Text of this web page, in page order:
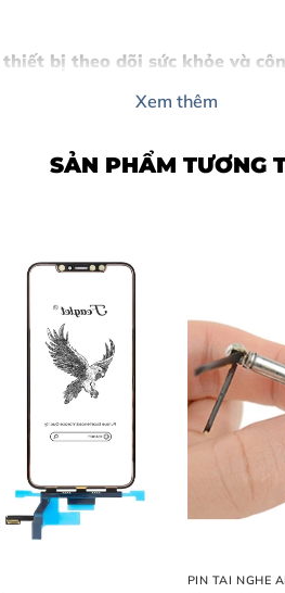
thiết bị theo dõi sức khỏe và
Chuẩn)
Xem thêm
SẢN PHẨM TƯƠNG
PIN TAI NGHE